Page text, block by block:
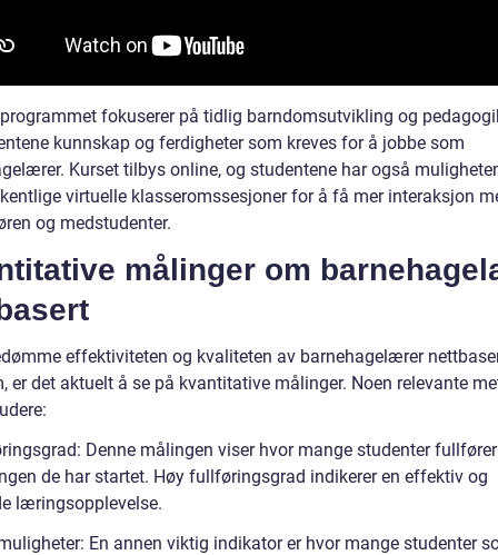
fokuserer på tidlig barndomsutvikling og
kunnskap og ferdigheter som kreves for å jobbe som
Kurset tilbys online, og studentene har også
virtuelle klasseromssesjoner for å få mer interaksjon
og medstudenter.
målinger om
effektiviteten og kvaliteten av barnehagelærer
er det aktuelt å se på kvantitative målinger. Noen relevante
Denne målingen viser hvor mange studenter fullfører
de har startet. Høy fullføringsgrad indikerer en effektiv og
læringsopplevelse.
En annen viktig indikator er hvor mange studenter